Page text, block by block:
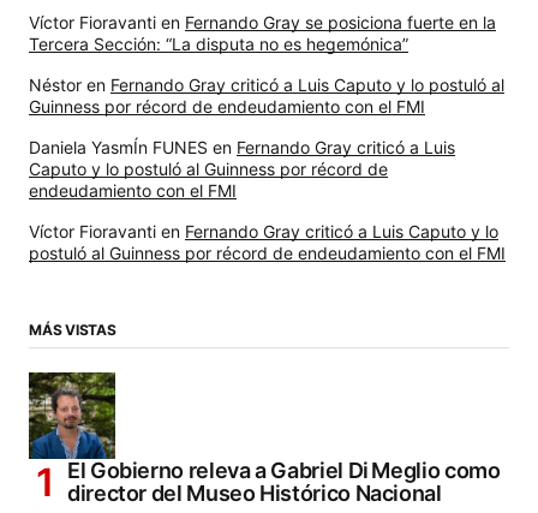
Víctor Fioravanti en Fernando Gray se posiciona fuerte en la
Tercera Sección: “La disputa no es hegemónica”
Néstor en Fernando Gray criticó a Luis Caputo y lo postuló al
Guinness por récord de endeudamiento con el FMI
Daniela YasmÍn FUNES en Fernando Gray criticó a Luis
Caputo y lo postuló al Guinness por récord de
endeudamiento con el FMI
Víctor Fioravanti en Fernando Gray criticó a Luis Caputo y lo
postuló al Guinness por récord de endeudamiento con el FMI
MÁS VISTAS
El Gobierno releva a Gabriel Di Meglio como
director del Museo Histórico Nacional